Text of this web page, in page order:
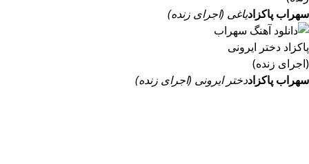
سهراب پاکزادیاغی (اجرای زنده)
سهراب پاکزاددختر ایرونی (اجرای زنده)